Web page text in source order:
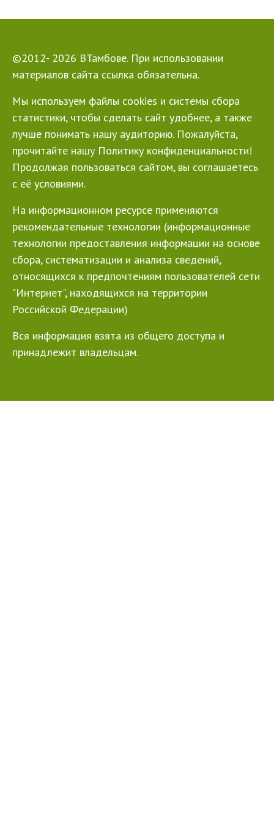
©2012- 2026 ВТамбове. При использовании
материалов сайта ссылка обязательна.
Мы используем файлы cookies и системы сбора
статистики, чтобы сделать сайт удобнее, а также
лучше понимать нашу аудиторию. Пожалуйста,
прочитайте нашу Политику конфиденциальности!
Продолжая пользоваться сайтом, вы соглашаетесь
с её условиями.
На информационном ресурсе применяются
рекомендательные технологии (информационные
технологии предоставления информации на основе
сбора, систематизации и анализа сведений,
относящихся к предпочтениям пользователей сети
"Интернет", находящихся на территории
Российской Федерации)
Вся информация взята из общего доступа и
принадлежит владельцам.